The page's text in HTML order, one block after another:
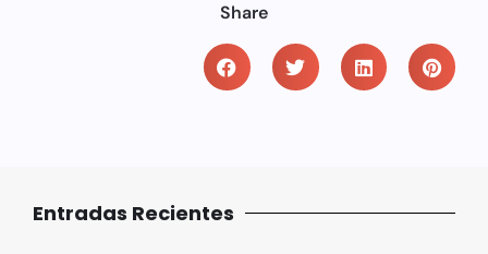
Share
Entradas Recientes